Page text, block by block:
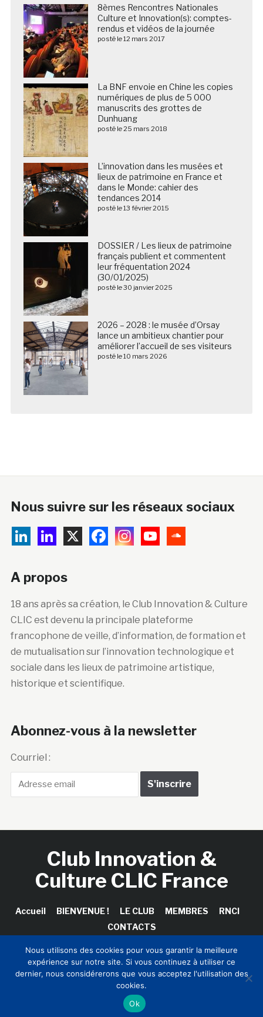
8èmes Rencontres Nationales
Culture et Innovation(s): comptes-
rendus et vidéos de la journée
posté le 12 mars 2017
La BNF envoie en Chine les copies
numériques de plus de 5 000
manuscrits des grottes de
Dunhuang
posté le 25 mars 2018
L’innovation dans les musées et
lieux de patrimoine en France et
dans le Monde: cahier des
tendances 2014
posté le 13 février 2015
DOSSIER / Les lieux de patrimoine
français publient et commentent
leur fréquentation 2024
(30/01/2025)
posté le 30 janvier 2025
2026 – 2028 : le musée d’Orsay
lance un ambitieux chantier pour
améliorer l’accueil de ses visiteurs
posté le 10 mars 2026
Nous suivre sur les réseaux sociaux
A propos
18 ans après sa création, le Club Innovation & Culture
CLIC est devenu la principale plateforme
francophone de veille, d’information, de formation et
de mutualisation sur l’innovation technologique et
sociale dans les lieux de patrimoine artistique,
historique et scientifique.
Abonnez-vous à la newsletter
Courriel :
Club Innovation &
Culture CLIC France
Accueil BIENVENUE ! LE CLUB MEMBRES
RNCI
CONTACTS
Copyright © 2026 Club Innovation & Culture CLIC France /
Sinapses Conseils
Nous utilisons des cookies pour vous garantir la meilleure
expérience sur notre site. Si vous continuez à utiliser ce
dernier, nous considérerons que vous acceptez l'utilisation des
cookies.
Ok